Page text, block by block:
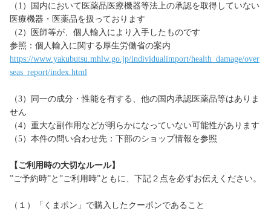
（1）国内において医薬品医療機器等法上の承認を取得していない
医療機器・医薬品を扱っております
（2）医師等が、個人輸入により入手したものです
参照：個人輸入に関する厚生労働省の案内
https://www.yakubutsu.mhlw.go.jp/individualimport/health_damage/over
seas_report/index.html
（3）同一の成分・性能を有する、他の国内承認医薬品等はありま
せん
（4）重大な副作用などが明らかになっていない可能性があります
（5）本件の問い合わせ先：下部のショップ情報を参照
【ご利用時の大切なルール】
”ご予約時”と”ご利用時”ともに、下記２点を必ずお伝えください。
（１）「くまポン」で購入したクーポンであること